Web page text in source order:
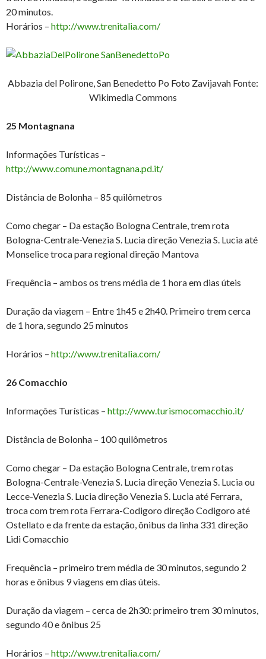
20 minutos.
Horários – http://www.trenitalia.com/
Abbazia del Polirone, San Benedetto Po Foto Zavijavah Fonte:
Wikimedia Commons
25 Montagnana
Informações Turísticas –
http://www.comune.montagnana.pd.it/
Distância de Bolonha – 85 quilômetros
Como chegar – Da estação Bologna Centrale, trem rota
Bologna-Centrale-Venezia S. Lucia direção Venezia S. Lucia até
Monselice troca para regional direção Mantova
Frequência – ambos os trens média de 1 hora em dias úteis
Duração da viagem – Entre 1h45 e 2h40. Primeiro trem cerca
de 1 hora, segundo 25 minutos
Horários – http://www.trenitalia.com/
26 Comacchio
Informações Turísticas – http://www.turismocomacchio.it/
Distância de Bolonha – 100 quilômetros
Como chegar – Da estação Bologna Centrale, trem rotas
Bologna-Centrale-Venezia S. Lucia direção Venezia S. Lucia ou
Lecce-Venezia S. Lucia direção Venezia S. Lucia até Ferrara,
troca com trem rota Ferrara-Codigoro direção Codigoro até
Ostellato e da frente da estação, ônibus da linha 331 direção
Lidi Comacchio
Frequência – primeiro trem média de 30 minutos, segundo 2
horas e ônibus 9 viagens em dias úteis.
Duração da viagem – cerca de 2h30: primeiro trem 30 minutos,
segundo 40 e ônibus 25
Horários – http://www.trenitalia.com/